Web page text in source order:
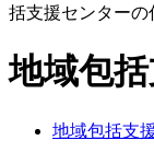
括支援センターの
地域包
地域包括支